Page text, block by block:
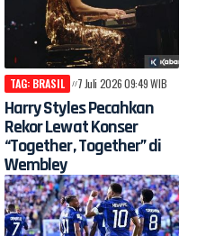
TAG: BRASIL 7 Juli 2026 09:49 WIB
Harry Styles Pecahkan
Rekor Lewat Konser
“Together, Together” di
Wembley